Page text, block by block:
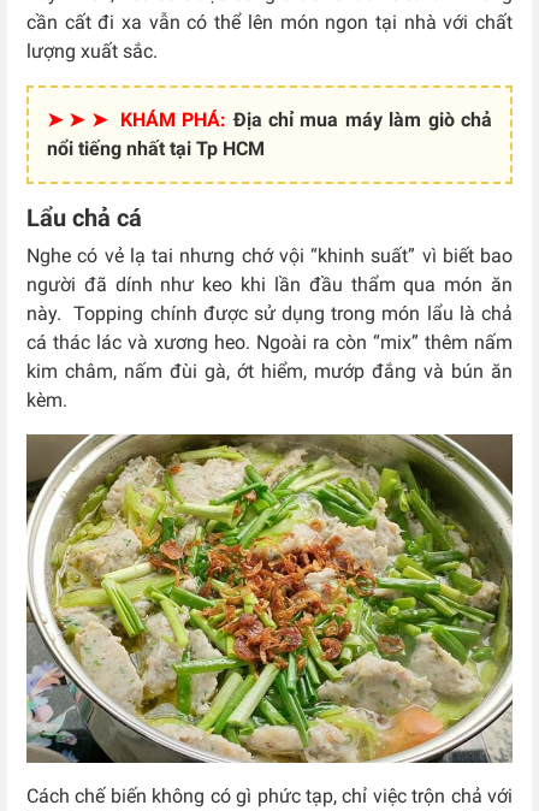
cần cất đi xa vẫn có thể lên món ngon tại nhà với chất
lượng xuất sắc.
➤ ➤ ➤ KHÁM PHÁ: Địa chỉ mua máy làm giò chả
nổi tiếng nhất tại Tp HCM
Lẩu chả cá
Nghe có vẻ lạ tai nhưng chớ vội “khinh suất” vì biết bao
người đã dính như keo khi lần đầu thẩm qua món ăn
này. Topping chính được sử dụng trong món lẩu là chả
cá thác lác và xương heo. Ngoài ra còn “mix” thêm nấm
kim châm, nấm đùi gà, ớt hiểm, mướp đắng và bún ăn
kèm.
Cách chế biến không có gì phức tạp, chỉ việc trộn chả với